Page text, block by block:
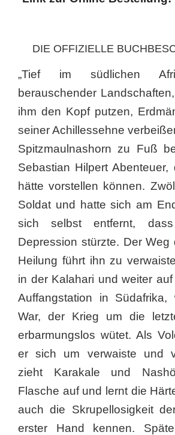
DIE OFFIZIELLE
„Tief im südlichen
berauschender
ihm den Kopf putzen,
seiner Achillessehne
Spitzmaulnashorn zu Fuß
Sebastian Hilpert
hätte vorstellen können.
Soldat und hatte sich am
sich selbst entfernt,
Depression stürzte. Der Weg
Heilung führt ihn zu
in der Kalahari und weiter
Auffangstation in
War, der Krieg um die
erbarmungslos wütet. Als
er sich um verwaiste und
zieht Karakale und
Flasche auf und lernt die
auch die Skrupellosigkeit
erster Hand kennen.